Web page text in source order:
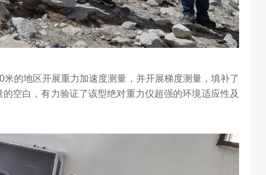
的地区开展重力加速度测量，并开展梯度测量，填补了
空白，有力验证了该型绝对重力仪超强的环境适应性及
架构技术发布会上，原国家质检总局副局长、中…